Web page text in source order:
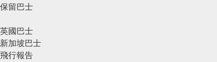
保留巴士
英國巴士
新加坡巴士
飛行報告